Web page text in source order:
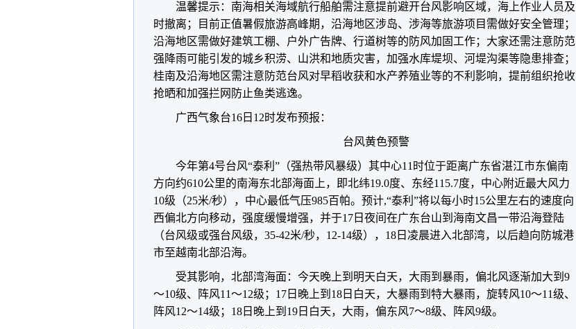
温馨提示：南海相关海域航行船舶需注意提前避开台风影响区域，海上作业人员及
时撤离；目前正值暑假旅游高峰期，沿海地区涉岛、涉海等旅游项目需做好安全管理；
沿海地区需做好建筑工棚、户外广告牌、行道树等的防风加固工作；大家还需注意防范
强降雨可能引发的城乡积涝、山洪和地质灾害，加强水库堤坝、河堤沟渠等隐患排查；
桂南及沿海地区需注意防范台风对早稻收获和水产养殖业等的不利影响，提前组织抢收
抢晒和加强拦网防止鱼类逃逸。
广西气象台16日12时发布预报：
台风黄色预警
今年第4号台风“泰利”（强热带风暴级）其中心11时位于距离广东省湛江市东偏南
方向约610公里的南海东北部海面上，即北纬19.0度、东经115.7度，中心附近最大风力
10级（25米/秒），中心最低气压985百帕。预计,“泰利”将以每小时15公里左右的速度向
西偏北方向移动，强度缓慢增强，并于17日夜间在广东台山到海南文昌一带沿海登陆
（台风级或强台风级，35-42米/秒，12-14级），18日凌晨进入北部湾，以后趋向防城港
市至越南北部沿海。
受其影响，北部湾海面：今天晚上到明天白天，大雨到暴雨，偏北风逐渐加大到9
～10级、阵风11～12级；17日晚上到18日白天，大暴雨到特大暴雨，旋转风10～11级、
阵风12～14级；18日晚上到19日白天，大雨，偏东风7～8级、阵风9级。